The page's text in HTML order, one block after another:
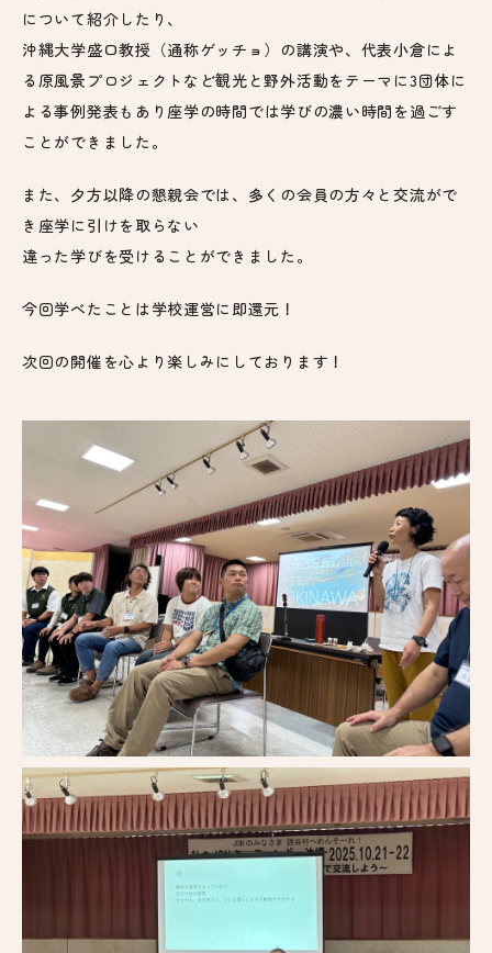
について紹介したり、
沖縄大学盛口教授（通称ゲッチョ）の講演や、代表小倉によ
る原風景プロジェクトなど観光と野外活動をテーマに3団体に
よる事例発表もあり 座学の時間では学びの濃い時間を過ごす
ことができました。
また、夕方以降の懇親会では、多くの会員の方々と交流がで
き座学に引けを取らない
違った学びを受けることができました。
今回学べたことは学校運営に即還元！
次回の開催を心より楽しみにしております！